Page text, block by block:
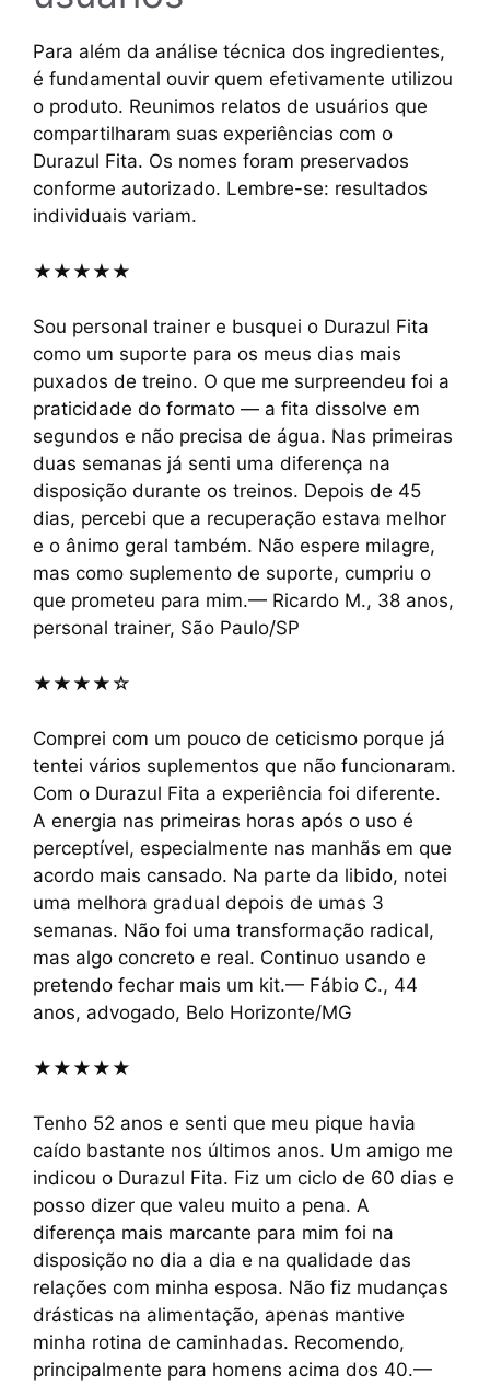
Para além da análise técnica dos ingredientes,
é fundamental ouvir quem efetivamente utilizou
o produto. Reunimos relatos de usuários que
compartilharam suas experiências com o
Durazul Fita. Os nomes foram preservados
conforme autorizado. Lembre-se: resultados
individuais variam.
★★★★★
Sou personal trainer e busquei o Durazul Fita
como um suporte para os meus dias mais
puxados de treino. O que me surpreendeu foi a
praticidade do formato — a fita dissolve em
segundos e não precisa de água. Nas primeiras
duas semanas já senti uma diferença na
disposição durante os treinos. Depois de 45
dias, percebi que a recuperação estava melhor
e o ânimo geral também. Não espere milagre,
mas como suplemento de suporte, cumpriu o
que prometeu para mim.— Ricardo M., 38 anos,
personal trainer, São Paulo/SP
★★★★☆
Comprei com um pouco de ceticismo porque já
tentei vários suplementos que não funcionaram.
Com o Durazul Fita a experiência foi diferente.
A energia nas primeiras horas após o uso é
perceptível, especialmente nas manhãs em que
acordo mais cansado. Na parte da libido, notei
uma melhora gradual depois de umas 3
semanas. Não foi uma transformação radical,
mas algo concreto e real. Continuo usando e
pretendo fechar mais um kit.— Fábio C., 44
anos, advogado, Belo Horizonte/MG
★★★★★
Tenho 52 anos e senti que meu pique havia
caído bastante nos últimos anos. Um amigo me
indicou o Durazul Fita. Fiz um ciclo de 60 dias e
posso dizer que valeu muito a pena. A
diferença mais marcante para mim foi na
disposição no dia a dia e na qualidade das
relações com minha esposa. Não fiz mudanças
drásticas na alimentação, apenas mantive
minha rotina de caminhadas. Recomendo,
principalmente para homens acima dos 40.—